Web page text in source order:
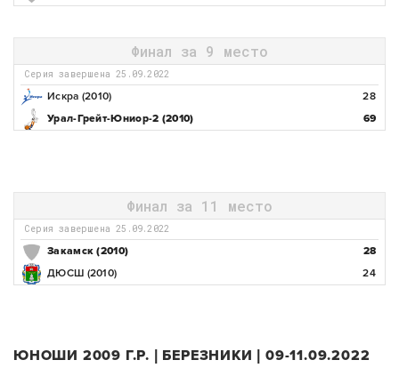
Финал за 9 место
Серия завершена 25.09.2022
Искра (2010)
28
Урал-Грейт-Юниор-2 (2010)
69
Финал за 11 место
Серия завершена 25.09.2022
Закамск (2010)
28
ДЮСШ (2010)
24
ЮНОШИ 2009 Г.Р. | БЕРЕЗНИКИ | 09-11.09.2022